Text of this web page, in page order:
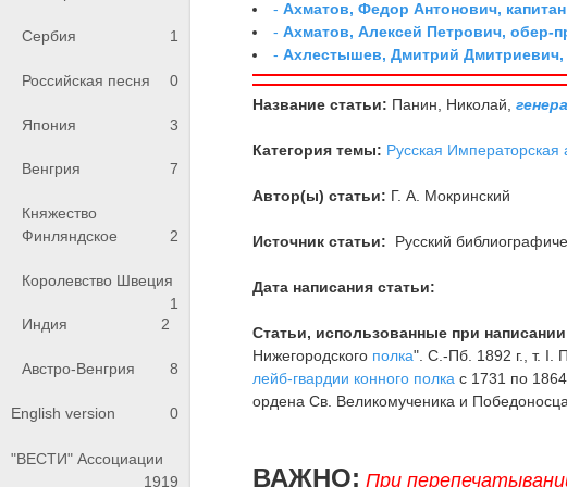
Сербия 1
Российская песня 0
Япония 3
Венгрия 7
Княжество
Финляндское
2
Королевство Швеция
1
Индия
2
Австро-Венгрия 8
English version 0
"ВЕСТИ" Ассоциации
1919
-Ахматов, Федор Антонович,
-Ахматов, Алексей Петрович, обер-
-Ахлестышев, Дмитрий Дмитриевич,
Название статьи: Панин, Николай,
Категория темы: Русская Императорская
Автор(ы) статьи: Г. А. Мокринский
Источник статьи: Русский
Дата написания статьи:
Статьи, использованные при
Нижегородского полка". С.-Пб. 1892 г., т. I.
лейб-гвардии конного полка с 1731 по
ордена Св. Великомученика и
ВАЖНО: При